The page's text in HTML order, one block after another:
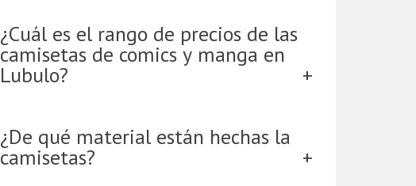
¿Cuál es el rango de precios de las
camisetas de comics y manga en
Lubulo?
¿De qué material están hechas la
camisetas?